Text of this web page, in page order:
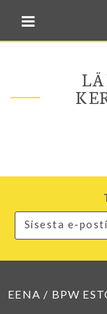
EENA / BPW